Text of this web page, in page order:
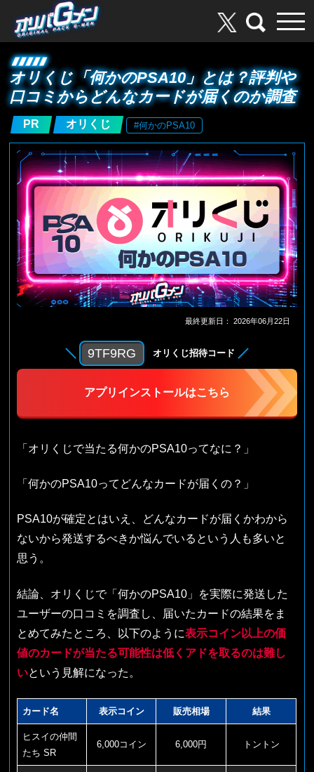
オリくじ「何かのPSA10」とは？評判や
口コミからどんなカードが届くのか調査
PR オリくじ #何かのPSA10
最終更新日： 2026年06月22日
9TF9RG オリくじ招待コード
アプリインストールはこちら
「オリくじで当たる何かのPSA10ってなに？」
「何かのPSA10ってどんなカードが届くの？」
PSA10が確定とはいえ、どんなカードが届くかわから
ないから発送するべきか悩んでいるという人も多いと
思う。
結論、オリくじで「何かのPSA10」を実際に発送した
ユーザーの口コミを調査し、届いたカードの結果をま
とめてみたところ、以下のように表示コイン以上の価
値のカードが当たる可能性は低くアドを取るのは難し
いという見解になった。
カード名 表示コイン 販売相場 結果
ヒスイの仲間
たち SR
6,000コイン 6,000円 トントン